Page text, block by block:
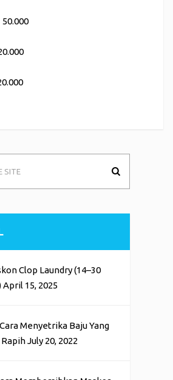
Clop Laundry (14–30
April 15, 2025
Menyetrika Baju Yang
July 20, 2022